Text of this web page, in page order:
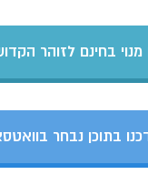
מנוי בחינם לזוהר
בתוכן נבחר